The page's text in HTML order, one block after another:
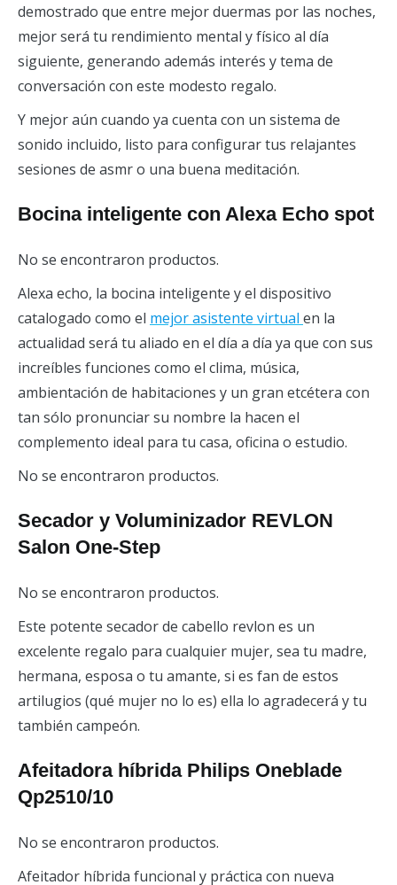
demostrado que entre mejor duermas por las noches,
mejor será tu rendimiento mental y físico al día
siguiente, generando además interés y tema de
conversación con este modesto regalo.
Y mejor aún cuando ya cuenta con un sistema de
sonido incluido, listo para configurar tus relajantes
sesiones de asmr o una buena meditación.
Bocina inteligente con Alexa Echo spot
No se encontraron productos.
Alexa echo, la bocina inteligente y el dispositivo
catalogado como el mejor asistente virtual en la
actualidad será tu aliado en el día a día ya que con sus
increíbles funciones como el clima, música,
ambientación de habitaciones y un gran etcétera con
tan sólo pronunciar su nombre la hacen el
complemento ideal para tu casa, oficina o estudio.
No se encontraron productos.
Secador y Voluminizador REVLON
Salon One-Step
No se encontraron productos.
Este potente secador de cabello revlon es un
excelente regalo para cualquier mujer, sea tu madre,
hermana, esposa o tu amante, si es fan de estos
artilugios (qué mujer no lo es) ella lo agradecerá y tu
también campeón.
Afeitadora híbrida Philips Oneblade
Qp2510/10
No se encontraron productos.
Afeitador híbrida funcional y práctica con nueva